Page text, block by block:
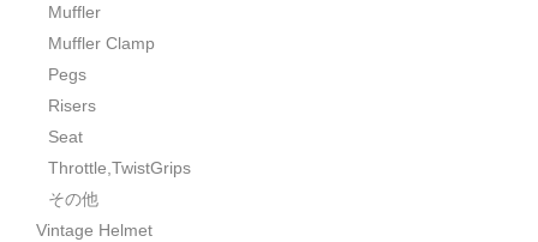
Muffler
Muffler Clamp
Pegs
Risers
Seat
Throttle,TwistGrips
その他
Vintage Helmet